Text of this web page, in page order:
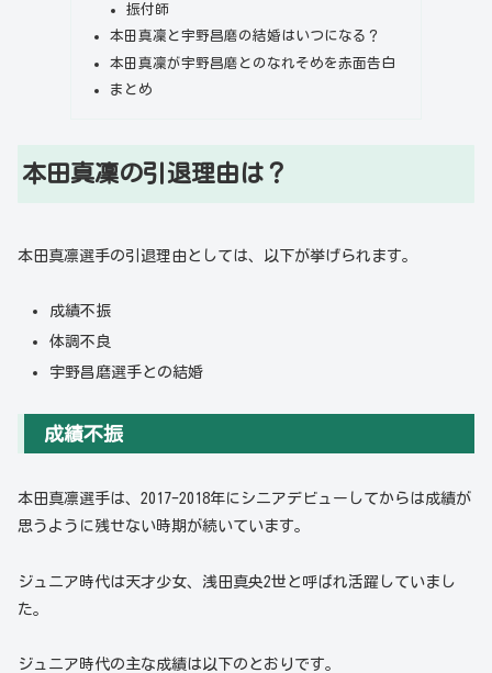
振付師
本田真凜と宇野昌磨の結婚はいつになる？
本田真凜が宇野昌磨とのなれそめを赤面告白
まとめ
本田真凜の引退理由は？
本田真凛選手の引退理由としては、以下が挙げられます。
成績不振
体調不良
宇野昌磨選手との結婚
成績不振
本田真凛選手は、2017-2018年にシニアデビューしてからは成績が
思うように残せない時期が続いています。
ジュニア時代は天才少女、浅田真央2世と呼ばれ活躍していまし
た。
ジュニア時代の主な成績は以下のとおりです。